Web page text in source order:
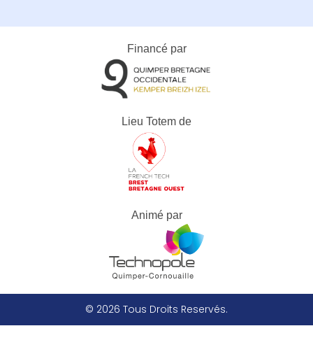
Financé par
Lieu Totem de
Animé par
© 2026 Tous Droits Reservés.